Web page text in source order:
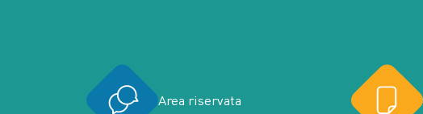
Area riservata